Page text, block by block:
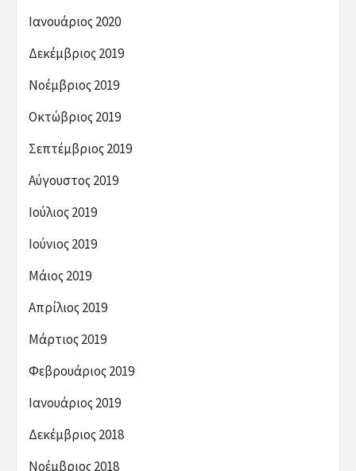
Ιανουάριος 2020
Δεκέμβριος 2019
Νοέμβριος 2019
Οκτώβριος 2019
Σεπτέμβριος 2019
Αύγουστος 2019
Ιούλιος 2019
Ιούνιος 2019
Μάιος 2019
Απρίλιος 2019
Μάρτιος 2019
Φεβρουάριος 2019
Ιανουάριος 2019
Δεκέμβριος 2018
Νοέμβριος 2018